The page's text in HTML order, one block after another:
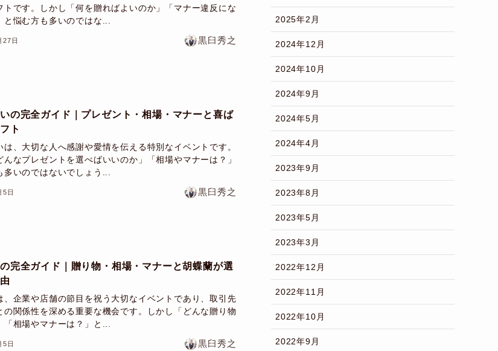
トです。しかし「何を贈ればよいのか」「マナー違反にな
と悩む方も多いのではな...
27日 黒臼秀之
の完全ガイド｜プレゼント・相場・マナーと喜ば
ト
は、大切な人へ感謝や愛情を伝える特別なイベントです。
んなプレゼントを選べばいいのか」「相場やマナーは？」
多いのではないでしょう...
5日 黒臼秀之
完全ガイド｜贈り物・相場・マナーと胡蝶蘭が選
、企業や店舗の節目を祝う大切なイベントであり、取引先
の関係性を深める重要な機会です。しかし「どんな贈り物
「相場やマナーは？」と...
5日 黒臼秀之
2025年2月
2024年12月
2024年10月
2024年9月
2024年5月
2024年4月
2023年9月
2023年8月
2023年5月
2023年3月
2022年12月
2022年11月
2022年10月
2022年9月